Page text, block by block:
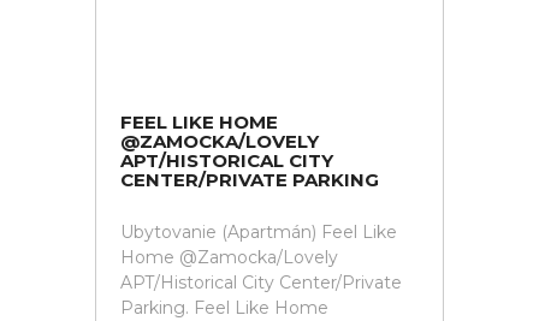
FEEL LIKE HOME
@ZAMOCKA/LOVELY
APT/HISTORICAL CITY
CENTER/PRIVATE PARKING
Ubytovanie (Apartmán) Feel Like
Home @Zamocka/Lovely
APT/Historical City Center/Private
Parking. Feel Like Home